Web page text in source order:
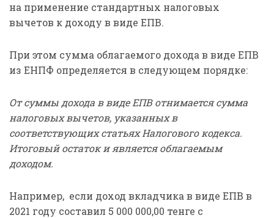
на применение стандартных налоговых
вычетов к доходу в виде ЕПВ.
При этом сумма облагаемого дохода в виде ЕПВ
из ЕНПФ определяется в следующем порядке:
От суммы дохода в виде ЕПВ отнимается сумма
налоговых вычетов, указанных в
соответствующих статьях Налогового кодекса.
Итоговый остаток и является облагаемым
доходом.
Например, если доход вкладчика в виде ЕПВ в
2021 году составил 5 000 000,00 тенге с